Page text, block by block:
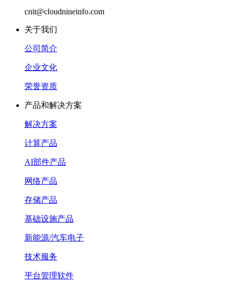
cnit@cloudnineinfo.com
关于我们
公司简介
企业文化
荣誉资质
产品和解决方案
解决方案
计算产品
AI部件产品
网络产品
存储产品
基础设施产品
新能源/汽车电子
技术服务
平台管理软件